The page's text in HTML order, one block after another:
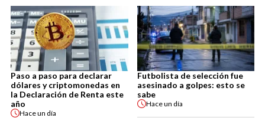
Paso a paso para declarar
dólares y criptomonedas en
la Declaración de Renta este
año
Haceun día
Futbolista de selección fue
asesinado a golpes: esto se
sabe
Haceun día